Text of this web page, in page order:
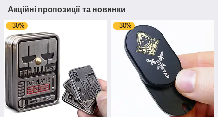
Акційні пропозиції та новинки
–30% –30%